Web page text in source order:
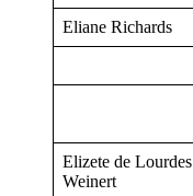
Eliane Richards
Elizete de Lourdes
Weinert